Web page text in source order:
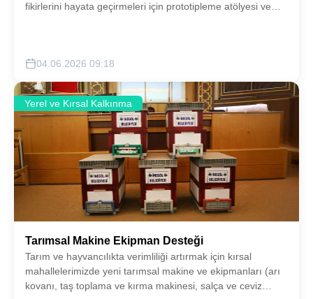
fikirlerini hayata geçirmeleri için prototipleme atölyesi ve
04.06.2026 09:18
Yerel ve Kırsal Kalkınma
Tarımsal Makine Ekipman Desteği
Tarım ve hayvancılıkta verimliliği artırmak için kırsal
mahallelerimizde yeni tarımsal makine ve ekipmanları (arı
kovanı, taş toplama ve kırma makinesi, salça ve ceviz